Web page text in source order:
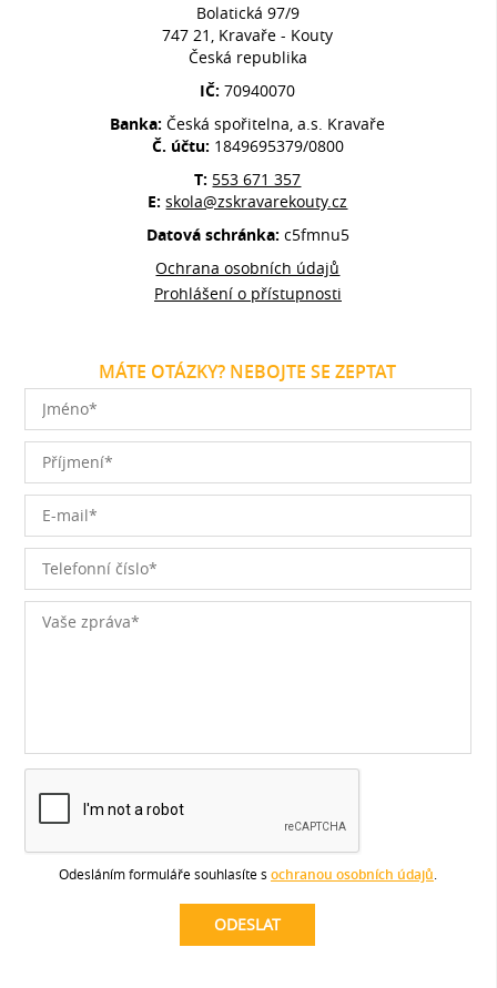
Bolatická 97/9
747 21, Kravaře - Kouty
Česká republika
IČ:70940070
Banka:Česká spořitelna, a.s. Kravaře
Č. účtu: 1849695379/0800
T: 553 671 357
E:skola@zskravarekouty.cz
Datová schránka: c5fmnu5
Ochrana osobních údajů
Prohlášení o přístupnosti
MÁTE OTÁZKY? NEBOJTE SE ZEPTAT
Odesláním formuláře souhlasíte s ochranou osobních údajů